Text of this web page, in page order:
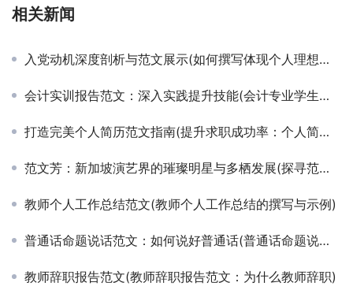
相关新闻
入党动机深度剖析与范文展示(如何撰写体现个人理想与国家发展相统一的入党动机范文)
会计实训报告范文：深入实践提升技能(会计专业学生实训经历与技能提升案例分析)
打造完美个人简历范文指南(提升求职成功率：个人简历撰写技巧与实例分析)
范文芳：新加坡演艺界的璀璨明星与多栖发展(探寻范文芳演艺生涯的辉煌成就与跨界风采)
教师个人工作总结范文(教师个人工作总结的撰写与示例)
普通话命题说话范文：如何说好普通话(普通话命题说话范文：说好普通话的技巧和方法)
教师辞职报告范文(教师辞职报告范文：为什么教师辞职)